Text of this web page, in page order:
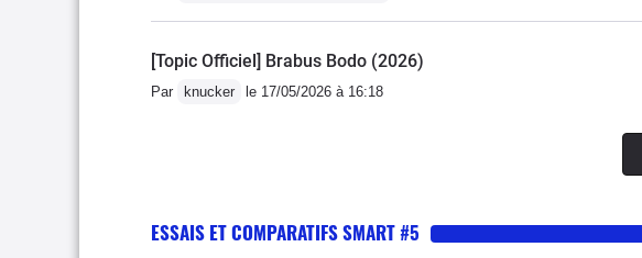
[Topic Officiel] Brabus Bodo (2026)
Par knucker le 17/05/2026 à 16:18
ESSAIS ET COMPARATIFS SMART #5